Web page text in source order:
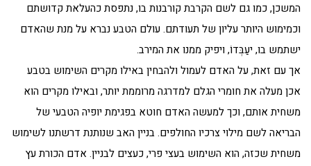
המשכן, כמו גם לשם הקרבת קורבנות בו, נתפסת כהעלאת קדושתם
וכמימוש היותר עליון של תעודתם. עולם הטבע נברא על מנת שהאדם
ישתמש בו, יעַבְּדוֹ, ויפיק ממנו את המירב.
אך עם זאת, על האדם לעמול ולהבחין באילו מקרים השימוש בטבע
אכן מעלה את חומרי הגלם למדרגה מרוממת יותר, ובאילו מקרים הוא
משחית אותם, וכך למעשה האדם חוטא בפגימת יופיה הטבעי של
הבריאה לשם מילוי צרכיו החולפים. בניין האב שנותנת דרשתנו לשימוש
משחית שכזה, הוא השימוש בעצי פרי, כעצים לבניין. אדם הכורת עץ